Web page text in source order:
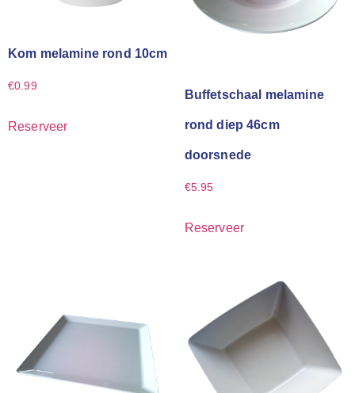
Kom melamine rond 10cm
€0.99
Reserveer
Buffetschaal melamine
rond diep 46cm
doorsnede
€5.95
Reserveer